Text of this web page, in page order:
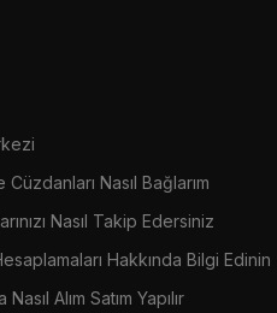
Cüzdanları Nasıl Bağlarım
Nasıl Takip Edersiniz
Hakkında Bilgi Edinin
Alım Satım Yapılır